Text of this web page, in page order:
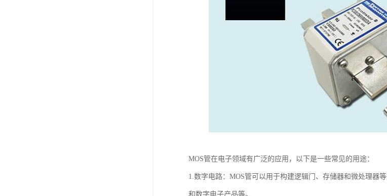
MOS管在电子领域有广泛的应用，以下是一些常见的用途：
1.数字电路：MOS管可以用于构建逻辑门、存储器和微处理器
和数字电子产品等。